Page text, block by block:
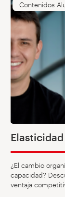
Contenidos
¿El cambio
capacidad?
ventaja